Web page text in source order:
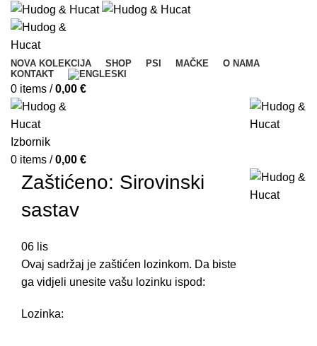
NOVA KOLEKCIJA SHOP PSI MAČKE
O NAMA
KONTAKT
0 items / 0,00 €
Izbornik
0 items / 0,00 €
Zaštićeno: Sirovinski
sastav
06 lis
Ovaj sadržaj je zaštićen lozinkom. Da biste
ga vidjeli unesite vašu lozinku ispod:
Lozinka: